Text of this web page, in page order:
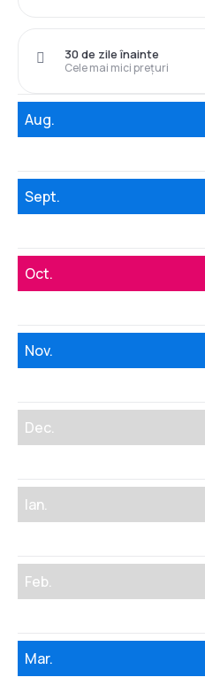
Cele mai mici prețuri
30 de zile înainte
Aug.
Sept.
Oct.
Nov.
Dec.
Ian.
Feb.
Mar.